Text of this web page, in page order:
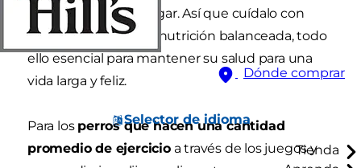
Dónde comprar
Selector de idioma
Tienda
importante de tu hogar. Así que cuídalo con
amor, ejercicio y una nutrición balanceada, todo
ello esencial para mantener su salud para una
vida larga y feliz.
Para los perros que hacen una cantidad
promedio de ejercicioa través de los juegos y